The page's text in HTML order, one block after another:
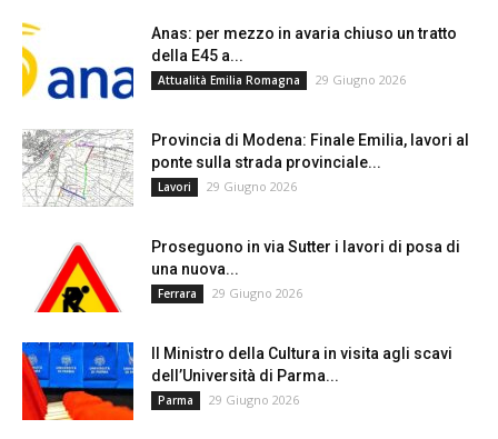
Anas: per mezzo in avaria chiuso un tratto
della E45 a...
Attualità Emilia Romagna 29 Giugno 2026
Provincia di Modena: Finale Emilia, lavori al
ponte sulla strada provinciale...
Lavori 29 Giugno 2026
Proseguono in via Sutter i lavori di posa di
una nuova...
Ferrara 29 Giugno 2026
Il Ministro della Cultura in visita agli scavi
dell’Università di Parma...
Parma 29 Giugno 2026